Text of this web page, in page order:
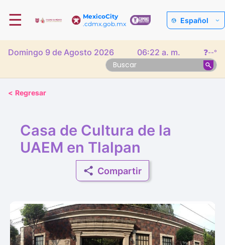
MexicoCity
.cdmx.gob.mx
☰ Español
Domingo 9 de Agosto 2026 06:22 a. m. ❓--°
< Regresar
Casa de Cultura de la
UAEM en Tlalpan
Compartir